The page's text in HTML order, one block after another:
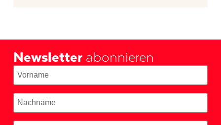
Newsletterabonnieren